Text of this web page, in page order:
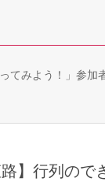
みよう！」参加
路】行列の